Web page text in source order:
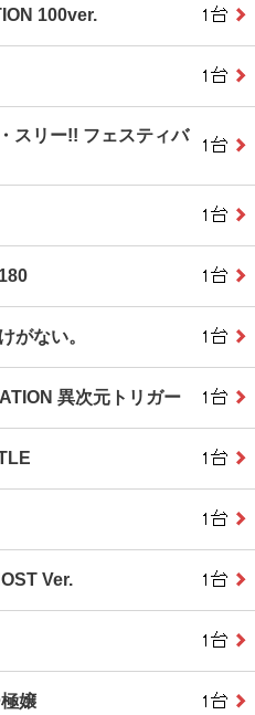
100ver.
スリー!! フェスティバ
がない。
異次元トリガー
Ver.
嬢